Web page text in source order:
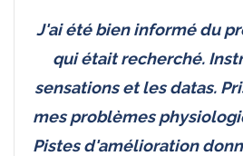
J'ai été bien informé du
qui était recherché.
sensations et les datas.
mes problèmes
Pistes d'amélioration